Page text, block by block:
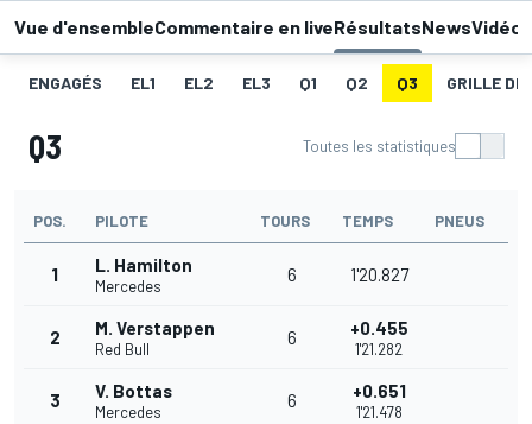
Vue d'ensembleCommentaire en liveRésultatsNewsVidéos
ENGAGÉS EL1 EL2 EL3 Q1 Q2 Q3 GRILLE DE
Q3 Toutes les statistiques
POS. PILOTE TOURS TEMPS PNEUS
1 L. Hamilton
Mercedes
6 1'20.827
2 M. Verstappen
Red Bull
6 +0.455
1'21.282
3 V. Bottas
Mercedes
6 +0.651
1'21.478